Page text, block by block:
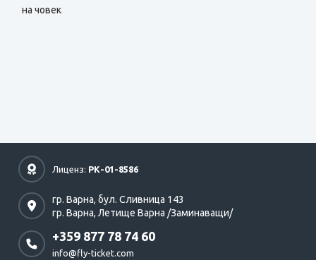
на човек
Лиценз: РК-01-8586
гр. Варна, бул. Сливница 143
гр. Варна, Летище Варна /Заминаващи/
+359 877 78 74 60
info@fly-ticket.com